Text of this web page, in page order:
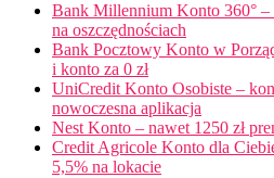
Bank Millennium Konto 360° –
na oszczędnościach
Bank Pocztowy Konto w
i konto za 0 zł
UniCredit Konto Osobiste –
nowoczesna aplikacja
Nest Konto – nawet 1250 zł
Credit Agricole Konto dla
5,5% na lokacie